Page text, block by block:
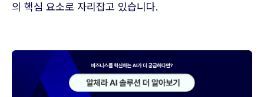
의 핵심 요소로 자리잡고 있습니다.